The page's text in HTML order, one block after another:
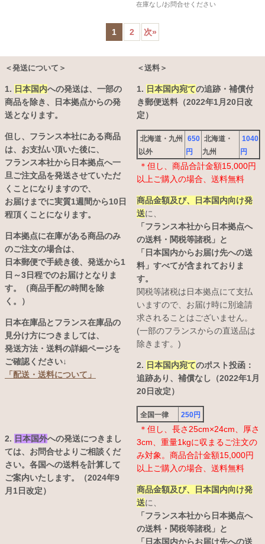
在庫なし/お問合せください
1 2 次»
＜発送について＞
1. 日本国内への発送は、 一部の
商品を除き、日本拠点からの発
送となります。
但し、フランス本社にある商品
は、お支払い頂いた後に、
フランス本社から日本拠点へ一
旦ご注文品を発送させていただ
くことになりますので、
お届けまでに実質1週間から10日
程頂くことになります。
日本拠点に在庫がある商品のみ
のご注文の場合は、
日本郵便で手続き後、発送から1
日～3日程でのお届けとなりま
す。（商品手配の時間を除
く。）
日本在庫品とフランス在庫品の
見分け方につきましては、
発送方法・送料の詳細ページを
ご確認ください↓
「配送・送料について」
2. 日本国外への発送につきまし
ては、お問合せよりご相談くだ
さい。各国への送料を計算して
ご案内いたします。（2024年9
月1日改定）
＜送料＞
1. 日本国内宛ての追跡・補償付
き郵便送料（2022年1月20日改
定）
北海道・九州
以外
650
円
北海道・
九州
1040
円
＊但し、商品合計金額15,000円
以上ご購入の場合、送料無料
商品金額及び、日本国内向け発
送に、
「フランス本社から日本拠点へ
の送料・関税等諸税」と
「日本国内からお届け先への送
料」すべてが含まれておりま
す。
関税等諸税は日本拠点にて支払
いますので、お届け時に別途請
求されることはございません。
(一部のフランスからの直送品は
除きます。)
2. 日本国内宛てのポスト投函：
追跡あり、補償なし（2022年1月
20日改定）
全国一律 250円
＊但し、長さ25cm×24cm、厚さ
3cm、重量1kgに収まるご注文の
み対象。商品合計金額15,000円
以上ご購入の場合、送料無料
商品金額及び、日本国内向け発
送に、
「フランス本社から日本拠点へ
の送料・関税等諸税」と
「日本国内からお届け先への送